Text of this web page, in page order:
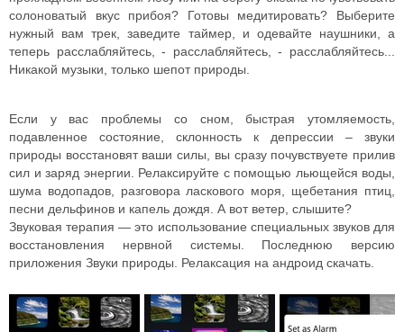
солоноватый вкус прибоя? Готовы медитировать? Выберите
нужный вам трек, заведите таймер, и одевайте наушники, а
теперь расслабляйтесь, - расслабляйтесь, - расслабляйтесь...
Никакой музыки, только шепот природы.
Если у вас проблемы со сном, быстрая утомляемость,
подавленное состояние, склонность к депрессии – звуки
природы восстановят ваши силы, вы сразу почувствуете прилив
сил и заряд энергии. Релаксируйте с помощью льющейся воды,
шума водопадов, разговора ласкового моря, щебетания птиц,
песни дельфинов и капель дождя. А вот ветер, слышите?
Звуковая терапия — это использование специальных звуков для
восстановления нервной системы. Последнюю версию
приложения Звуки природы. Релаксация на андроид скачать.